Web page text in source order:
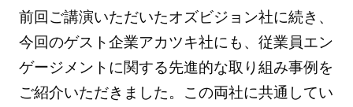
前回ご講演いただいたオズビジョン社に続き、
今回のゲスト企業アカツキ社にも、従業員エン
ゲージメントに関する先進的な取り組み事例を
ご紹介いただきました。この両社に共通してい